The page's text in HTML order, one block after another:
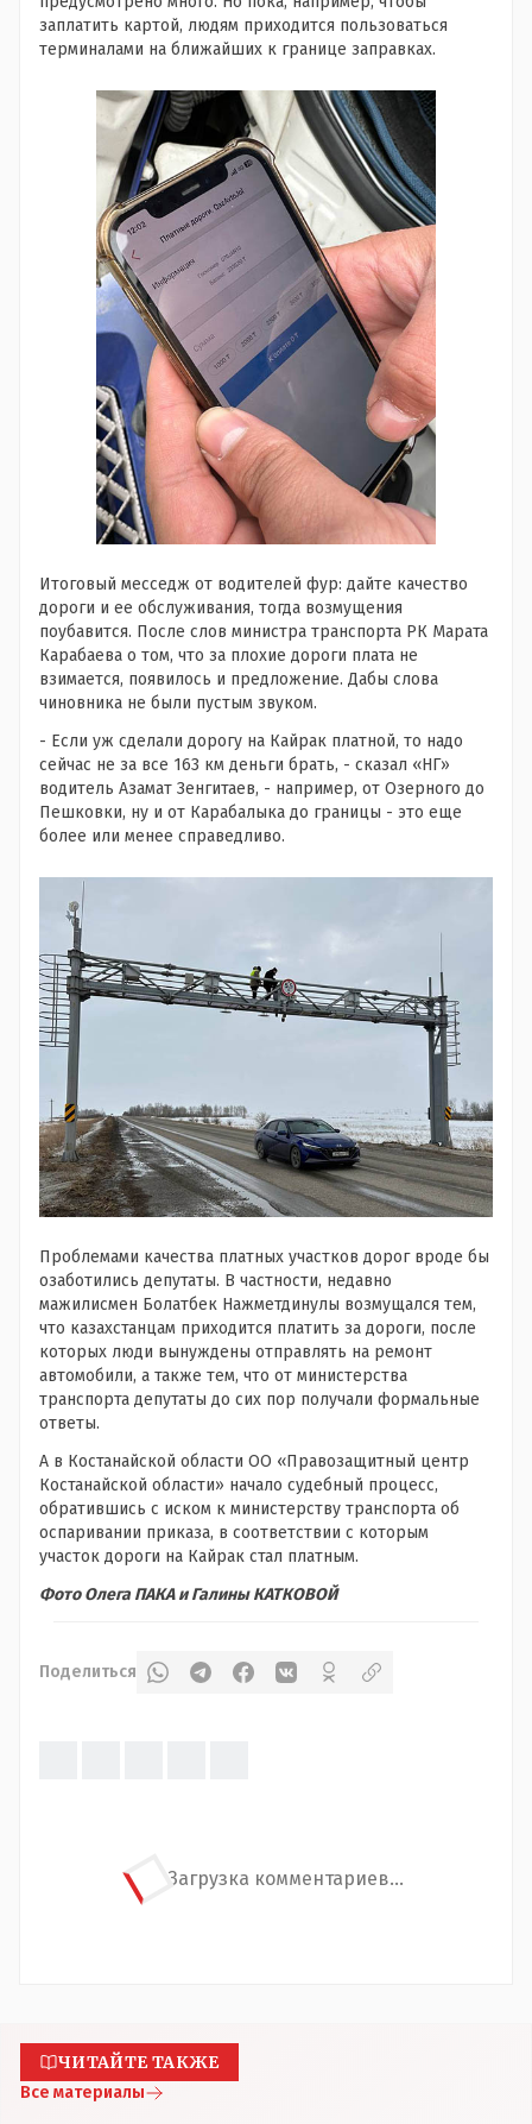
заплатить картой, людям приходится пользоваться
терминалами на ближайших к границе заправках.
Итоговый месседж от водителей фур: дайте качество
дороги и ее обслуживания, тогда возмущения
поубавится. После слов министра транспорта РК Марата
Карабаева о том, что за плохие дороги плата не
взимается, появилось и предложение. Дабы слова
чиновника не были пустым звуком.
- Если уж сделали дорогу на Кайрак платной, то надо
сейчас не за все 163 км деньги брать, - сказал «НГ»
водитель Азамат Зенгитаев, - например, от Озерного до
Пешковки, ну и от Карабалыка до границы - это еще
более или менее справедливо.
Проблемами качества платных участков дорог вроде бы
озаботились депутаты. В частности, недавно
мажилисмен Болатбек Нажметдинулы возмущался тем,
что казахстанцам приходится платить за дороги, после
которых люди вынуждены отправлять на ремонт
автомобили, а также тем, что от министерства
транспорта депутаты до сих пор получали формальные
ответы.
А в Костанайской области ОО «Правозащитный центр
Костанайской области» начало судебный процесс,
обратившись с иском к министерству транспорта об
оспаривании приказа, в соответствии с которым
участок дороги на Кайрак стал платным.
Фото Олега ПАКА и Галины КАТКОВОЙ
Поделиться
Загрузка комментариев...
ЧИТАЙТЕ ТАКЖЕ
Все материалы